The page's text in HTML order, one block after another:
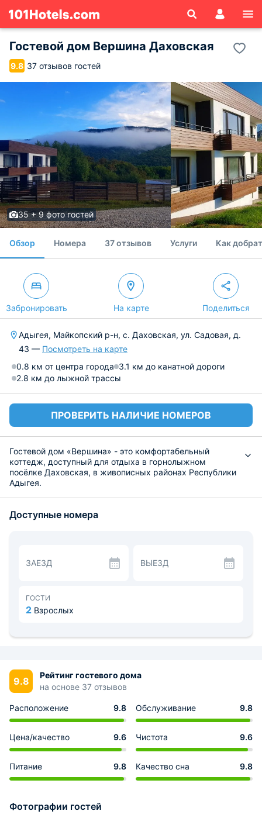
Гостевой дом Вершина Даховская
9.8 37 отзывов гостей
35 + 9 фото гостей
Обзор Номера 37 отзывов Услуги Как
Забронировать На карте Поделиться
Адыгея, Майкопский р-н, с. Даховская, ул. Садовая, д.
43 — Посмотреть на карте
0.8 км от центра города 3.1 км до канатной дороги
2.8 км до лыжной трассы
ПРОВЕРИТЬ НАЛИЧИЕ НОМЕРОВ
Гостевой дом «Вершина» - это комфортабельный
коттедж, доступный для отдыха в горнолыжном
посёлке Даховская, в живописных районах Республики
Адыгея.
услугам постояльцев балкон с видом на горные
продуктовые магазины, где гости могут
самостоятельно организовать свое питание.
же пешие прогулки. Станция канатной дороги
расположена в 4-х километрах от гостевого дома.
Доступные номера
ЗАЕЗД ВЫЕЗД
ГОСТИ
2 Взрослых
9.8
Рейтинг гостевого дома
на основе 37 отзывов
Расположение 9.8 Обслуживание 9.8
Цена/качество 9.6 Чистота 9.6
Питание 9.8 Качество сна 9.8
Фотографии гостей